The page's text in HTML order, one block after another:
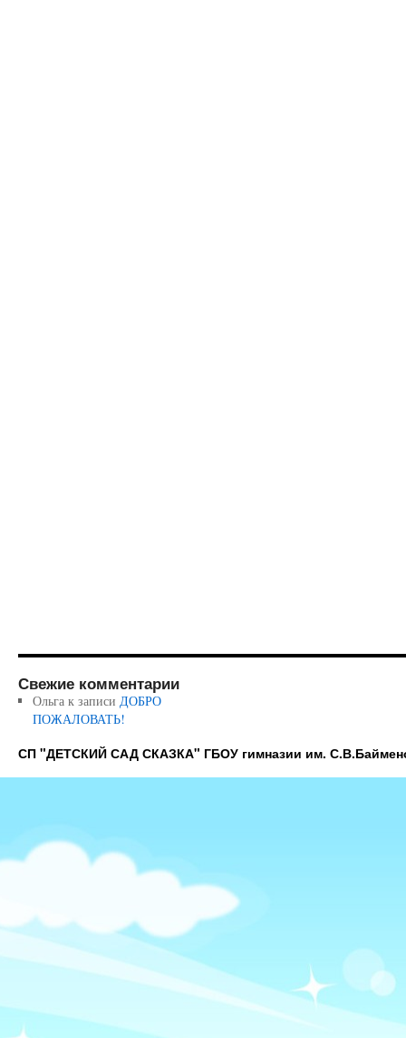
Свежие комментарии
Ольгак записи ДОБРО
ПОЖАЛОВАТЬ!
СП "ДЕТСКИЙ САД СКАЗКА" ГБОУ гимназии им.